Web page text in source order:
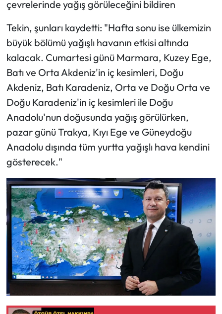
çevrelerinde yağış görüleceğini bildiren
Tekin, şunları kaydetti: "Hafta sonu ise ülkemizin
büyük bölümü yağışlı havanın etkisi altında
kalacak. Cumartesi günü Marmara, Kuzey Ege,
Batı ve Orta Akdeniz'in iç kesimleri, Doğu
Akdeniz, Batı Karadeniz, Orta ve Doğu Orta ve
Doğu Karadeniz'in iç kesimleri ile Doğu
Anadolu'nun doğusunda yağış görülürken,
pazar günü Trakya, Kıyı Ege ve Güneydoğu
Anadolu dışında tüm yurtta yağışlı hava kendini
gösterecek."